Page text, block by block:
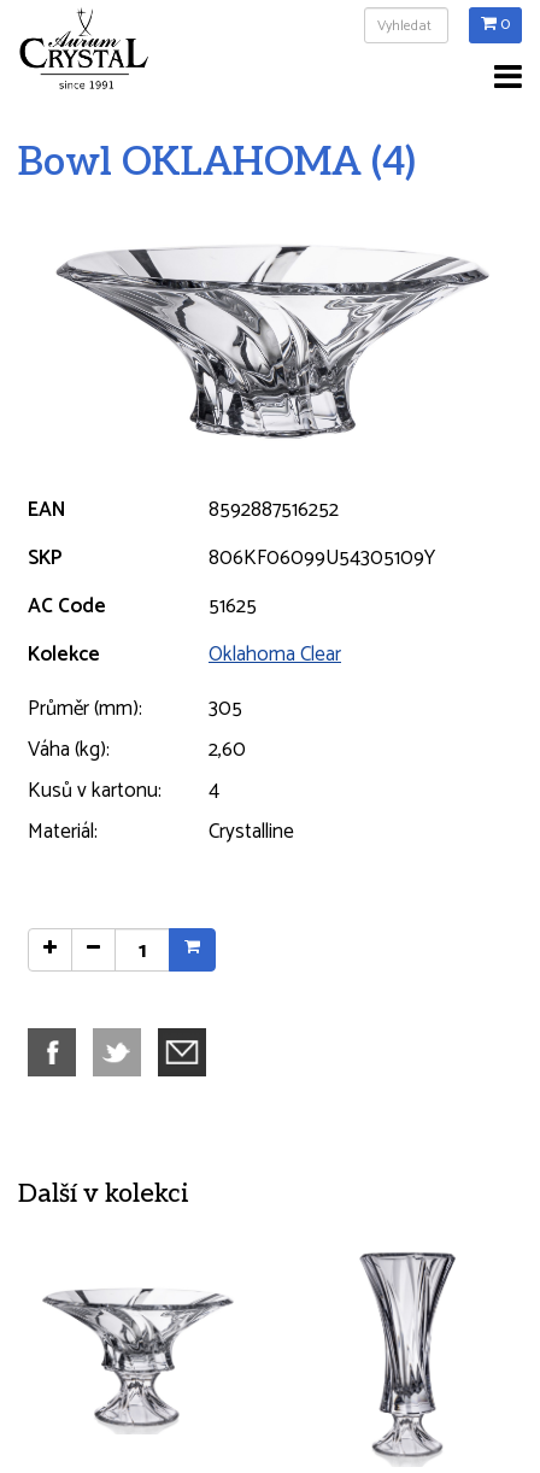
0
Bowl OKLAHOMA (4)
EAN
8592887516252
SKP
806KF06099U54305109Y
AC Code
51625
Kolekce
Oklahoma Clear
Průměr (mm):
305
Váha (kg):
2,60
Kusů v kartonu:
4
Materiál:
Crystalline
Další v kolekci